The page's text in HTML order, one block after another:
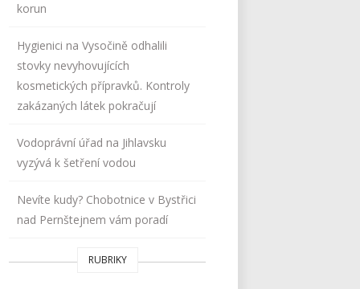
korun
Hygienici na Vysočině odhalili
stovky nevyhovujících
kosmetických přípravků. Kontroly
zakázaných látek pokračují
Vodoprávní úřad na Jihlavsku
vyzývá k šetření vodou
Nevíte kudy? Chobotnice v Bystřici
nad Pernštejnem vám poradí
RUBRIKY